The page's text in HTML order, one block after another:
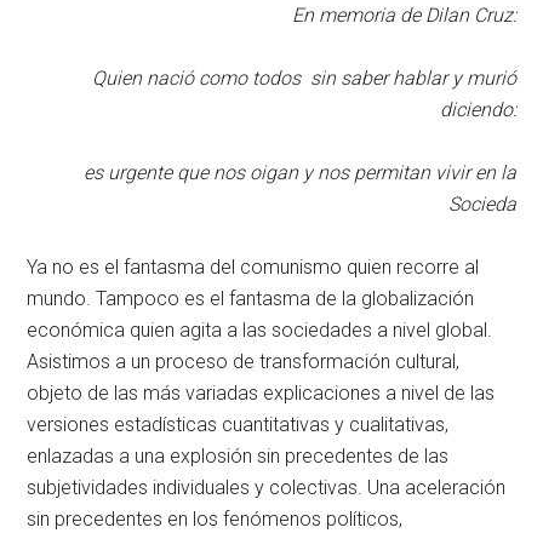
En memoria de Dilan Cruz:
Quien nació como todos sin saber hablar y murió
diciendo:
es urgente que nos oigan y nos permitan vivir en la
Socieda
Ya no es el fantasma del comunismo quien recorre al
mundo. Tampoco es el fantasma de la globalización
económica quien agita a las sociedades a nivel global.
Asistimos a un proceso de transformación cultural,
objeto de las más variadas explicaciones a nivel de las
versiones estadísticas cuantitativas y cualitativas,
enlazadas a una explosión sin precedentes de las
subjetividades individuales y colectivas. Una aceleración
sin precedentes en los fenómenos políticos,